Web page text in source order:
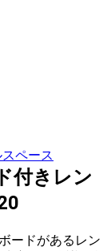
ペース
付きレン
ードがあるレン